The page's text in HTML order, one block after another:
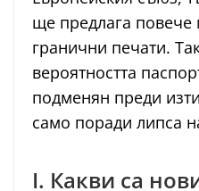
ще предлага повече
гранични печати.
вероятността
подменян преди
само поради липса
I. Какви са